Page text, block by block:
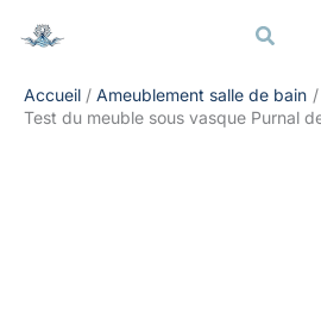
Accueil
Ameublement salle de bain
Test du meuble sous vasque Purnal